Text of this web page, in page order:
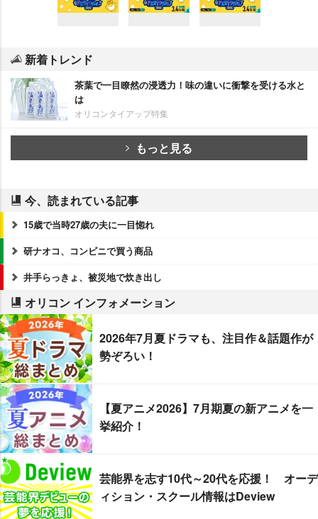
新着トレンド
茶葉で一目瞭然の浸透力！味の違いに衝撃を受ける水と
は
オリコンタイアップ特集
もっと見る
今、読まれている記事
15歳で当時27歳の夫に一目惚れ
研ナオコ、コンビニで買う商品
井手らっきょ、被災地で炊き出し
オリコン インフォメーション
2026年7月夏ドラマも、注目作＆話題作が
勢ぞろい！
【夏アニメ2026】7月期夏の新アニメを一
挙紹介！
芸能界を志す10代～20代を応援！ オーデ
ィション・スクール情報はDeview